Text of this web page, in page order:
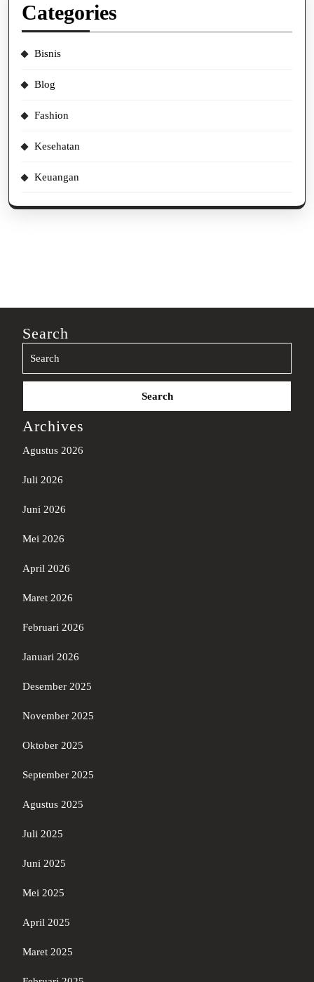
Categories
Bisnis
Blog
Fashion
Kesehatan
Keuangan
Search
Search
Archives
Agustus 2026
Juli 2026
Juni 2026
Mei 2026
April 2026
Maret 2026
Februari 2026
Januari 2026
Desember 2025
November 2025
Oktober 2025
September 2025
Agustus 2025
Juli 2025
Juni 2025
Mei 2025
April 2025
Maret 2025